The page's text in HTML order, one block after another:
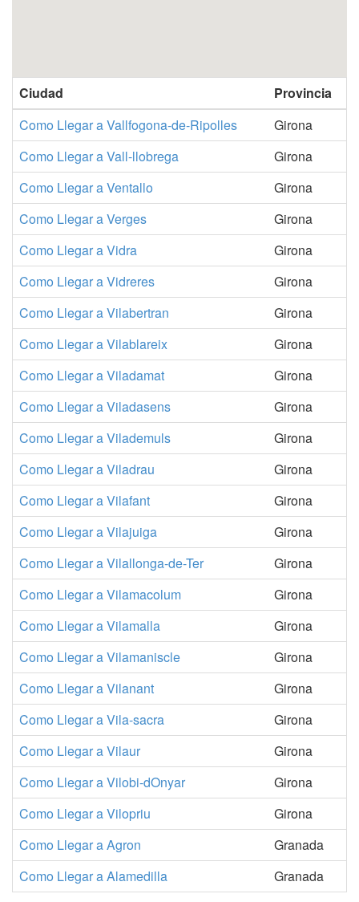
Ciudad
Provincia
Como Llegar a Vallfogona-de-Ripolles
Girona
Como Llegar a Vall-llobrega
Girona
Como Llegar a Ventallo
Girona
Como Llegar a Verges
Girona
Como Llegar a Vidra
Girona
Como Llegar a Vidreres
Girona
Como Llegar a Vilabertran
Girona
Como Llegar a Vilablareix
Girona
Como Llegar a Viladamat
Girona
Como Llegar a Viladasens
Girona
Como Llegar a Vilademuls
Girona
Como Llegar a Viladrau
Girona
Como Llegar a Vilafant
Girona
Como Llegar a Vilajuiga
Girona
Como Llegar a Vilallonga-de-Ter
Girona
Como Llegar a Vilamacolum
Girona
Como Llegar a Vilamalla
Girona
Como Llegar a Vilamaniscle
Girona
Como Llegar a Vilanant
Girona
Como Llegar a Vila-sacra
Girona
Como Llegar a Vilaur
Girona
Como Llegar a Vilobi-dOnyar
Girona
Como Llegar a Vilopriu
Girona
Como Llegar a Agron
Granada
Como Llegar a Alamedilla
Granada